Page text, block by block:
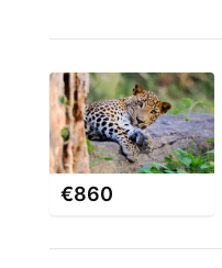
€860